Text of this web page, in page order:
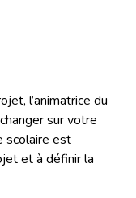
l’animatrice du
sur votre
scolaire est
et à définir la